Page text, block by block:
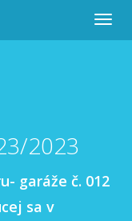
2023
garáže č. 012
sa v